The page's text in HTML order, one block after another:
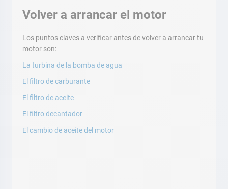
Volver a arrancar el motor
Los puntos claves a verificar antes de volver a arrancar tu
motor son:
La turbina de la bomba de agua
El filtro de carburante
El filtro de aceite
El filtro decantador
El cambio de aceite del motor